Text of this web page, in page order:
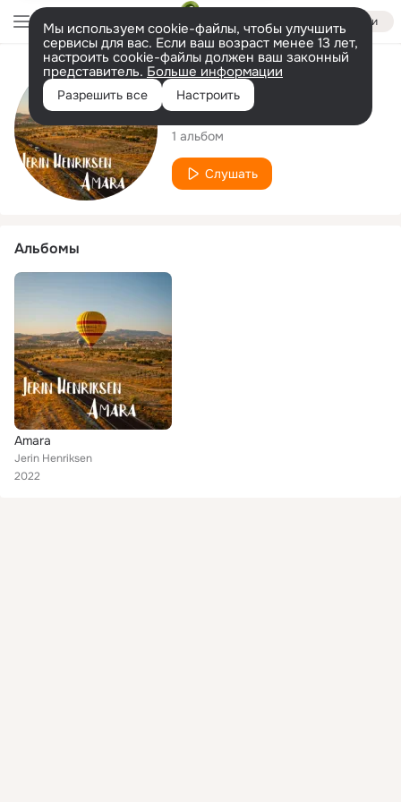
Войти
Мы используем cookie-файлы, чтобы улучшить
сервисы для вас. Если ваш возраст менее 13 лет,
настроить cookie-файлы должен ваш законный
представитель. Больше информации
Разрешить все Настроить
Исполнитель
Jerin Henriksen
1 альбом
Слушать
Альбомы
Amara
Jerin Henriksen
2022